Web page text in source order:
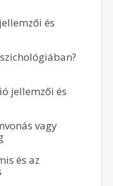
és
jellemzői és
vagy
és az